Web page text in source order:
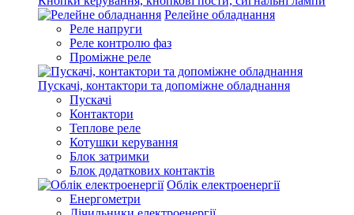
Релейне обладнання
Реле напруги
Реле контролю фаз
Проміжне реле
Пускачі, контактори та допоміжне обладнання
Пускачі
Контактори
Теплове реле
Котушки керування
Блок затримки
Блок додаткових контактів
Облік електроенергії
Енергометри